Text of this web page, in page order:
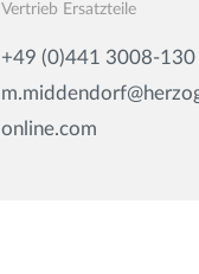
Vertrieb Ersatzteile
+49 (0)441 3008-130
online.com